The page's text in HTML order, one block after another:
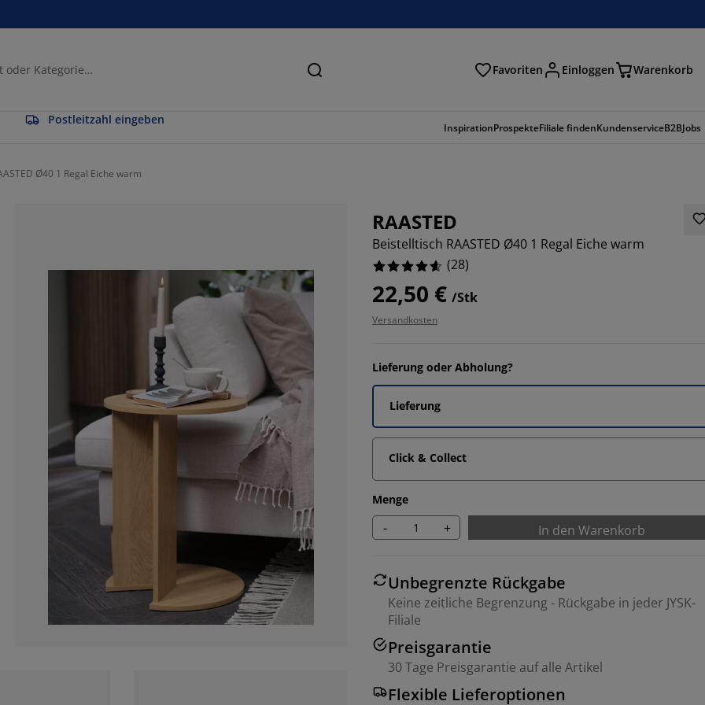
Suchen Favoriten Einloggen Warenkorb
Postleitzahl eingeben
InspirationProspekteFiliale findenKundenserviceB2BJobs
Ø40 1 Regal Eiche warm
RAASTED
Beistelltisch RAASTED Ø40 1 Regal Eiche warm
(28)
22,50 € /Stk
Versandkosten
Lieferung oder Abholung?
Lieferung
Click & Collect
Menge
- + In den Warenkorb
Unbegrenzte Rückgabe
Keine zeitliche Begrenzung - Rückgabe in jeder JYSK-
Filiale
Preisgarantie
30 Tage Preisgarantie auf alle Artikel
Flexible Lieferoptionen
78.57142857142857%
14.285714285714285%
3.571428571428571%
3.571428571428571%